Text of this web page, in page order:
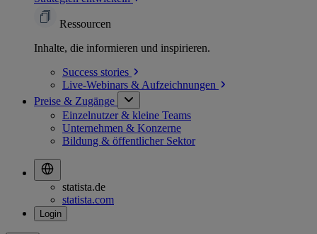
Ressourcen
Inhalte, die informieren und inspirieren.
Success stories
Live-Webinars & Aufzeichnungen
Preise & Zugänge
Einzelnutzer & kleine Teams
Unternehmen & Konzerne
Bildung & öffentlicher Sektor
statista.de
statista.com